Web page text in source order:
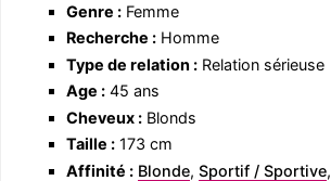
Genre :Femme
Recherche :Homme
Type de relation :Relation sérieuse
Age :45 ans
Cheveux :Blonds
Taille :173 cm
Affinité : Blonde, Sportif / Sportive,